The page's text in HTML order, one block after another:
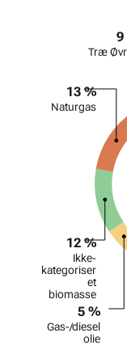
5 %
Gas-/diesel
olie
12 %
Ikke-
kategoriser
et
biomasse
13 %
Naturgas
9
Træ